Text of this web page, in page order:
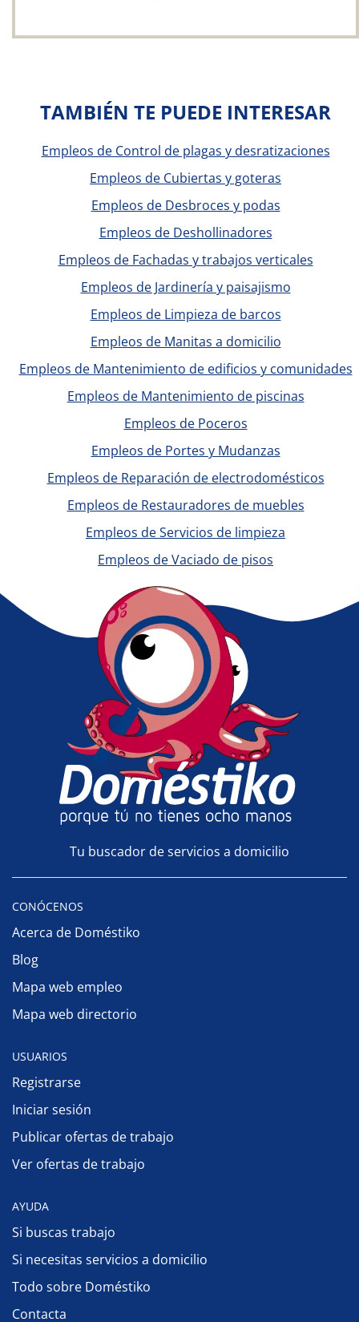
TAMBIÉN TE PUEDE INTERESAR
Empleos de Control de plagas y desratizaciones
Empleos de Cubiertas y goteras
Empleos de Desbroces y podas
Empleos de Deshollinadores
Empleos de Fachadas y trabajos verticales
Empleos de Jardinería y paisajismo
Empleos de Limpieza de barcos
Empleos de Manitas a domicilio
Empleos de Mantenimiento de edificios y comunidades
Empleos de Mantenimiento de piscinas
Empleos de Poceros
Empleos de Portes y Mudanzas
Empleos de Reparación de electrodomésticos
Empleos de Restauradores de muebles
Empleos de Servicios de limpieza
Empleos de Vaciado de pisos
Tu buscador de servicios a domicilio
CONÓCENOS
Acerca de Doméstiko
Blog
Mapa web empleo
Mapa web directorio
USUARIOS
Registrarse
Iniciar sesión
Publicar ofertas de trabajo
Ver ofertas de trabajo
AYUDA
Si buscas trabajo
Si necesitas servicios a domicilio
Todo sobre Doméstiko
Contacta